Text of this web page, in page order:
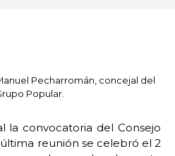
Pecharromán, concejal del
Popular.
la convocatoria del Consejo
reunión se celebró el 2